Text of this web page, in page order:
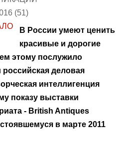
(51)
В России умеют ценить
красивые и дорогие
этому послужило
деловая
интеллигенция
показу выставки
- British Antiques
в марте 2011